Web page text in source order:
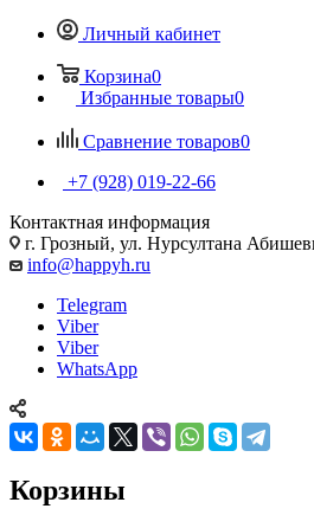
Личный кабинет
Корзина0
Избранные товары0
Сравнение товаров0
+7 (928) 019-22-66
Контактная информация
г. Грозный, ул. Нурсултана
info@happyh.ru
Telegram
Viber
Viber
WhatsApp
Корзины